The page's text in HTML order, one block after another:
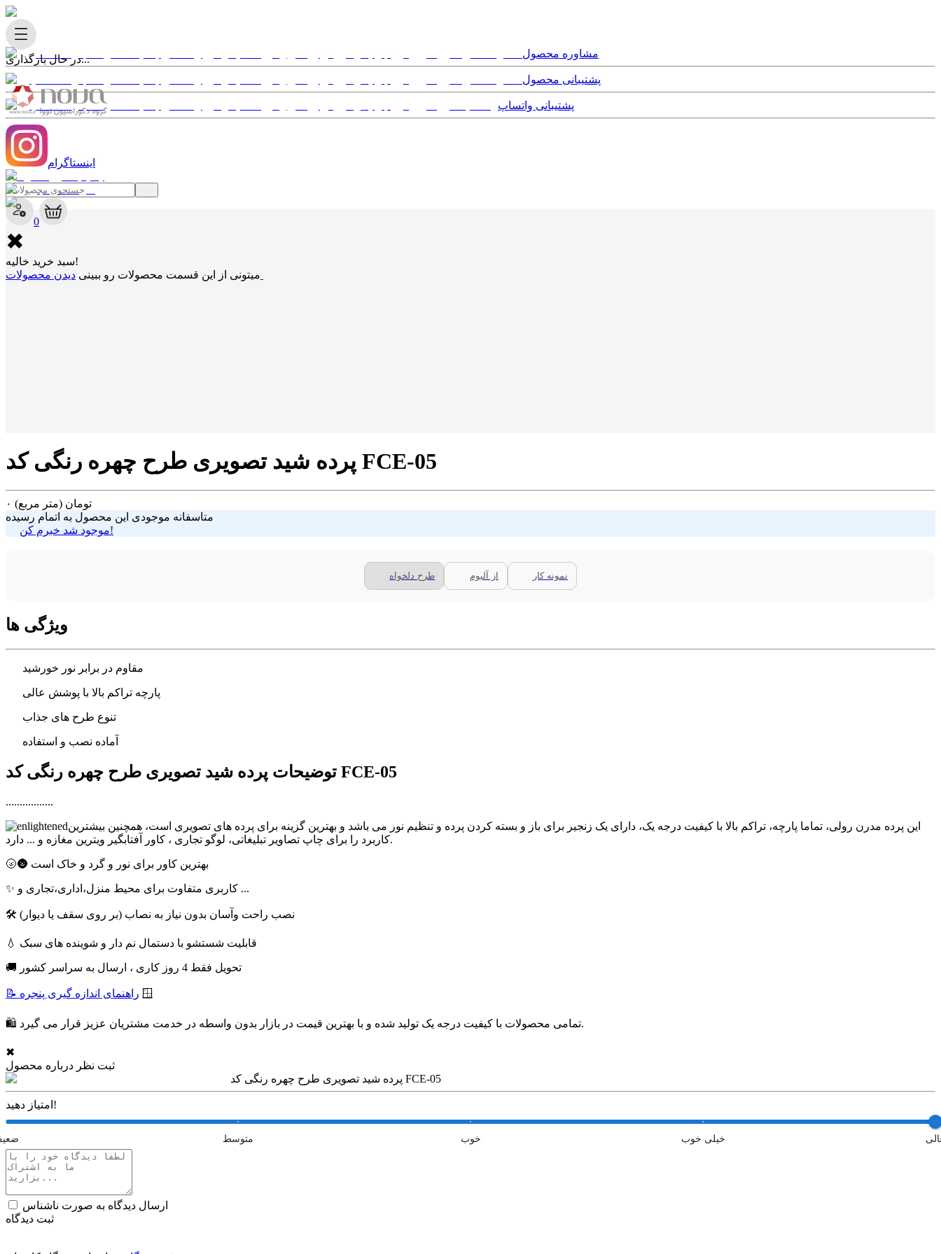
در حال بارگذاری...
✖
0
✖
سبد خرید خالیه!
میتونی از این قسمت محصولات رو ببینی
مشاوره محصول
پشتیبانی محصول
پشتیبانی واتساپ
اینستاگرام
پرده شید تصویری طرح چهره رنگی کد FCE-05
۰ تومان (متر مربع)
متاسفانه موجودی این محصول به اتمام رسیده
موجود شد خبرم کن!
طرح دلخواه از آلبوم نمونه کار
ویژگی ها
مقاوم در برابر نور خورشید
پارچه تراکم بالا با پوشش عالی
تنوع طرح های جذاب
آماده نصب و استفاده
توضیحات پرده شید تصویری طرح چهره رنگی کد FCE-05
.................
این پرده مدرن رولی، تماما پارچه، تراکم بالا با کیفیت درجه یک، دارای یک زنجیر برای باز و بسته کردن پرده و تنظیم نور می باشد و بهترین گزینه برای پرده های تصویری است، همچنین بیشترین
کاربرد را برای چاپ تصاویر تبلیغاتی، لوگو تجاری ، کاور آفتابگیر ویترین مغازه و ... دارد.
✨ کاربری متفاوت برای محیط منزل،اداری،تجاری و ...
🛠 نصب راحت وآسان بدون نیاز به نصاب (بر روی سقف یا دیوار)
💧 قابلیت شستشو با دستمال نم دار و شوینده های سبک
🚚 تحویل فقط 4 روز کاری ، ارسال به سراسر کشور
📝 راهنمای اندازه گیری پنجره 🪟
🛍 تمامی محصولات با کیفیت درجه یک تولید شده و با بهترین قیمت در بازار بدون واسطه در خدمت مشتریان عزیز قرار می گیرد.
✖
ثبت نظر درباره محصول
پرده شید تصویری طرح چهره رنگی کد FCE-05
امتیاز دهید!
متوسط خوب خیلی خوب
ارسال دیدگاه به صورت ناشناس
ثبت دیدگاه